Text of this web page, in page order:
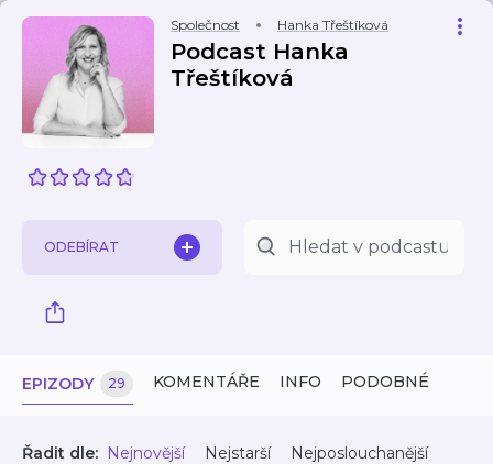
Společnost Hanka Třeštíková
Podcast Hanka
Třeštíková
ODEBÍRAT
EPIZODY 29 KOMENTÁŘE INFO PODOBNÉ
Řadit dle: Nejnovější Nejstarší Nejposlouchanější